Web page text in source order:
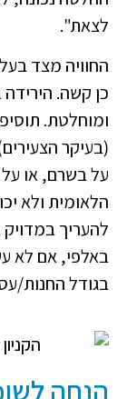
לצאת".
החוויה מצד
כן קשה.
ומוחלטת.
(בעיקר
על בשרם, או
הלאומית ולא
להעריך
באלפי, אם לא
בגודל החנות/